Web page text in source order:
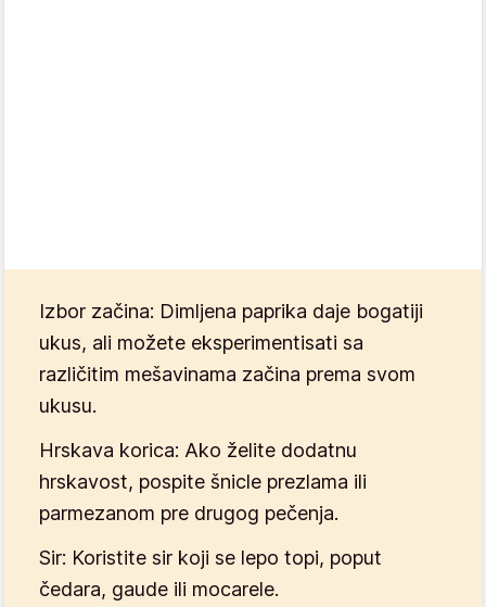
Izbor začina: Dimljena paprika daje bogatiji
ukus, ali možete eksperimentisati sa
različitim mešavinama začina prema svom
ukusu.
Hrskava korica: Ako želite dodatnu
hrskavost, pospite šnicle prezlama ili
parmezanom pre drugog pečenja.
Sir: Koristite sir koji se lepo topi, poput
čedara, gaude ili mocarele.